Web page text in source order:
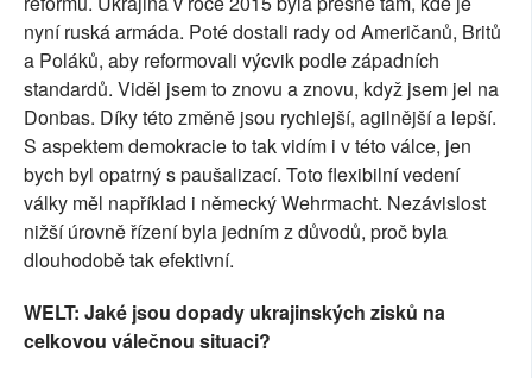
nyní ruská armáda. Poté dostali rady od Američanů, Britů
a Poláků, aby reformovali výcvik podle západních
standardů. Viděl jsem to znovu a znovu, když jsem jel na
Donbas. Díky této změně jsou rychlejší, agilnější a lepší.
S aspektem demokracie to tak vidím i v této válce, jen
bych byl opatrný s paušalizací. Toto flexibilní vedení
války měl například i německý Wehrmacht. Nezávislost
nižší úrovně řízení byla jedním z důvodů, proč byla
dlouhodobě tak efektivní.
WELT: Jaké jsou dopady ukrajinských zisků na
celkovou válečnou situaci?